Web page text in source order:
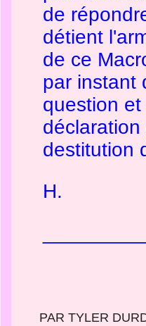
de
détient
de ce
par instant
question
destitution
H.
PAR TYLER